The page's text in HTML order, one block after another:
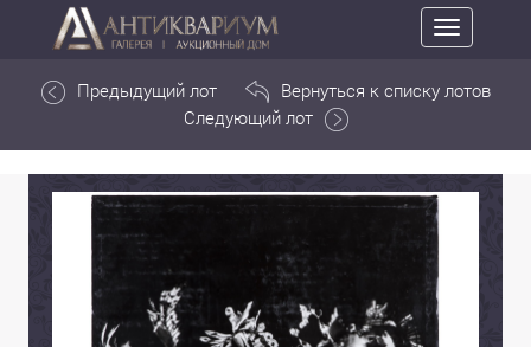
Toggle
navigation
Предыдущий лот
Вернуться к списку лотов
Следующий лот